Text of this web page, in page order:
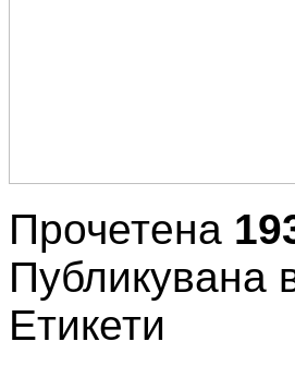
Прочетена
Публикувана
Етикети